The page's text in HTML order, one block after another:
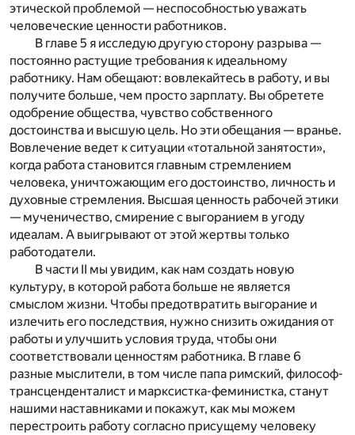
этической проблемой — неспособностью уважать
человеческие ценности работников.
В главе 5 я исследую другую сторону разрыва —
постоянно растущие требования к идеальному
работнику. Нам обещают: вовлекайтесь в работу, и вы
получите больше, чем просто зарплату. Вы обретете
одобрение общества, чувство собственного
достоинства и высшую цель. Но эти обещания — вранье.
Вовлечение ведет к ситуации «тотальной занятости»,
когда работа становится главным стремлением
человека, уничтожающим его достоинство, личность и
духовные стремления. Высшая ценность рабочей этики
— мученичество, смирение с выгоранием в угоду
идеалам. А выигрывают от этой жертвы только
работодатели.
В части II мы увидим, как нам создать новую
культуру, в которой работа больше не является
смыслом жизни. Чтобы предотвратить выгорание и
излечить его последствия, нужно снизить ожидания от
работы и улучшить условия труда, чтобы они
соответствовали ценностям работника. В главе 6
разные мыслители, в том числе папа римский, философ-
трансценденталист и марксистка-феминистка, станут
нашими наставниками и покажут, как мы можем
перестроить работу согласно присущему человеку